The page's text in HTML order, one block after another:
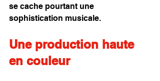
se cache pourtant une
sophistication musicale.
Une production haute
en couleur